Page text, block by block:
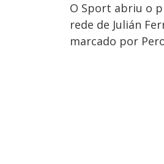
O Sport abriu o
rede de Julián
marcado por